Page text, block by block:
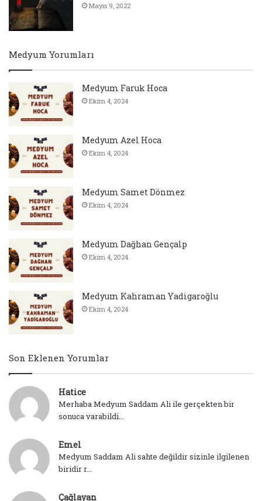
Mayıs 9, 2022
Medyum Yorumları
Medyum Faruk Hoca
Ekim 4, 2024
Medyum Azel Hoca
Ekim 4, 2024
Medyum Samet Dönmez
Ekim 4, 2024
Medyum Dağhan Gençalp
Ekim 4, 2024
Medyum Kahraman Yadigaroğlu
Ekim 4, 2024
Son Eklenen Yorumlar
Hatice
Merhaba Medyum Saddam Ali ile gerçekten bir
sonuca varabildi...
Emel
Medyum Saddam Ali sahte değildir sizinle ilgilenen
biridir r...
Çağlayan